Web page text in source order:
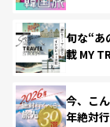
旬な“あ
載 MY
今、こ
年絶対